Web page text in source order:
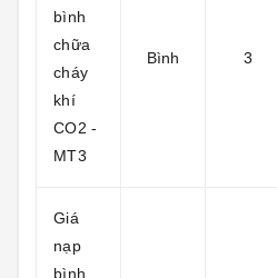
bình
chữa
cháy
khí
CO2 -
MT3
Bình 3
Giá
nạp
bình